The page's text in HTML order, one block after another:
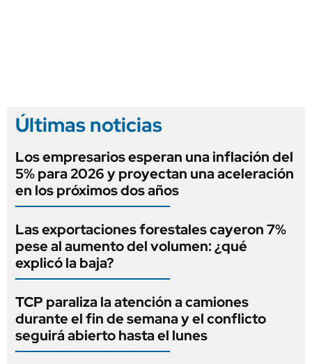
Últimas noticias
Los empresarios esperan una inflación del
5% para 2026 y proyectan una aceleración
en los próximos dos años
Las exportaciones forestales cayeron 7%
pese al aumento del volumen: ¿qué
explicó la baja?
TCP paraliza la atención a camiones
durante el fin de semana y el conflicto
seguirá abierto hasta el lunes